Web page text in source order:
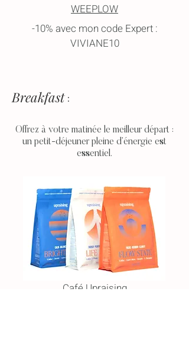
WEEPLOW
-10% avec mon code Expert :
VIVIANE10
Breakfast:
Offrez à votre matinée le meilleur départ :
un petit-déjeuner pleine d’énergie est
essentiel.
Café Upraising